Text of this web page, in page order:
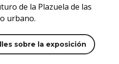
de la Plazuela de las
urbano.
sobre la exposición